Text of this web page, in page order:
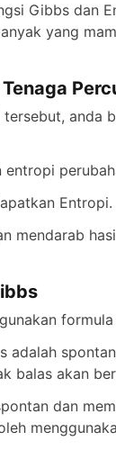
Gibbs dan
yang
entropi
Entropi.
mendarab
adalah
balas akan
dan